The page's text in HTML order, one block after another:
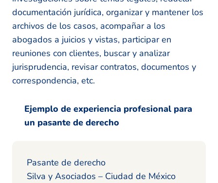
documentación jurídica, organizar y mantener los
archivos de los casos, acompañar a los
abogados a juicios y vistas, participar en
reuniones con clientes, buscar y analizar
jurisprudencia, revisar contratos, documentos y
correspondencia, etc.
Ejemplo de experiencia profesional para
un pasante de derecho
Pasante de derecho
Silva y Asociados – Ciudad de México